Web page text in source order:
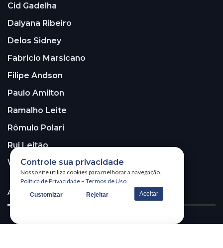
Cid Gadelha
Dalyana Ribeiro
Delos Sidney
Fabricio Marsicano
Filipe Andson
Paulo Amilton
Ramalho Leite
Rômulo Polari
Rui Leitão
Walter Santos
ASSINE A NOSSA NEWSLETTER!
Controle sua privacidade
Nosso site utiliza cookies para melhorar a navegação.
Política de Privacidade – Termos de Uso
Customizar Rejeitar Aceitar